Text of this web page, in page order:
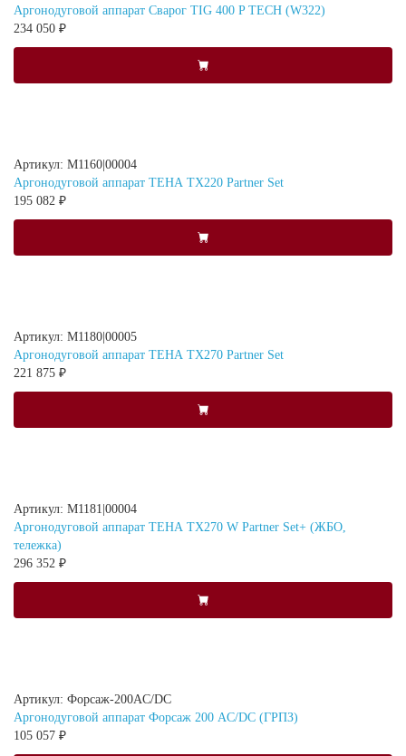
Аргонодуговой аппарат Сварог TIG 400 P TECH (W322)
234 050 ₽
Артикул: M1160|00004
Аргонодуговой аппарат ТЕНА TX220 Partner Set
195 082 ₽
Артикул: M1180|00005
Аргонодуговой аппарат ТЕНА TX270 Partner Set
221 875 ₽
Артикул: M1181|00004
Аргонодуговой аппарат ТЕНА TX270 W Partner Set+ (ЖБО,
тележка)
296 352 ₽
Артикул: Форсаж-200AC/DC
Аргонодуговой аппарат Форсаж 200 AC/DC (ГРПЗ)
105 057 ₽